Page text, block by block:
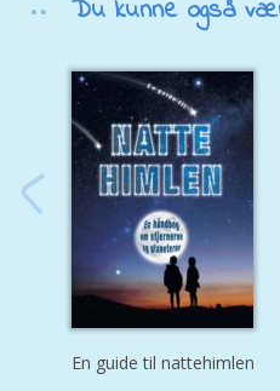
Du kunne også
En guide til nattehimlen